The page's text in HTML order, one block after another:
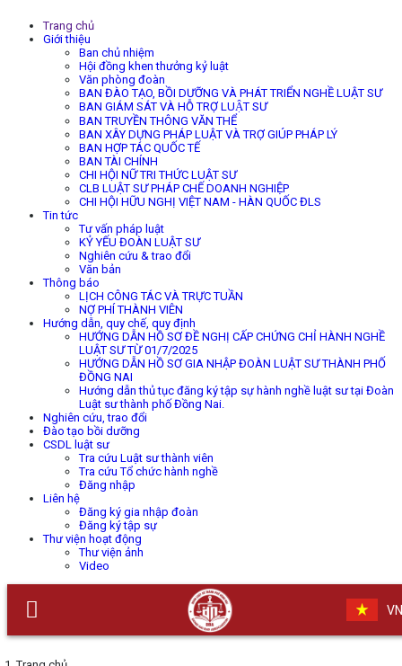
Trang chủ
Giới thiệu
Ban chủ nhiệm
Hội đồng khen thưởng kỷ luật
Văn phòng đoàn
BAN ĐÀO TẠO, BỒI DƯỠNG VÀ PHÁT TRIỂN NGHỀ LUẬT SƯ
BAN GIÁM SÁT VÀ HỖ TRỢ LUẬT SƯ
BAN TRUYỀN THÔNG VĂN THỂ
BAN XÂY DỰNG PHÁP LUẬT VÀ TRỢ GIÚP PHÁP LÝ
BAN HỢP TÁC QUỐC TẾ
BAN TÀI CHÍNH
CHI HỘI NỮ TRI THỨC LUẬT SƯ
CLB LUẬT SƯ PHÁP CHẾ DOANH NGHIỆP
CHI HỘI HỮU NGHỊ VIỆT NAM - HÀN QUỐC ĐLS
Tin tức
Tư vấn pháp luật
KỶ YẾU ĐOÀN LUẬT SƯ
Nghiên cứu & trao đổi
Văn bản
Thông báo
LỊCH CÔNG TÁC VÀ TRỰC TUẦN
NỢ PHÍ THÀNH VIÊN
Hướng dẫn, quy chế, quy định
HƯỚNG DẪN HỒ SƠ ĐỀ NGHỊ CẤP CHỨNG CHỈ HÀNH NGHỀ
LUẬT SƯ TỪ 01/7/2025
HƯỚNG DẪN HỒ SƠ GIA NHẬP ĐOÀN LUẬT SƯ THÀNH PHỐ
ĐỒNG NAI
Hướng dẫn thủ tục đăng ký tập sự hành nghề luật sư tại Đoàn
Luật sư thành phố Đồng Nai.
Nghiên cứu, trao đổi
Đào tạo bồi dưỡng
CSDL luật sư
Tra cứu Luật sư thành viên
Tra cứu Tổ chức hành nghề
Đăng nhập
Liên hệ
Đăng ký gia nhập đoàn
Đăng ký tập sự
Thư viện hoạt động
Thư viện ảnh
Video
VN